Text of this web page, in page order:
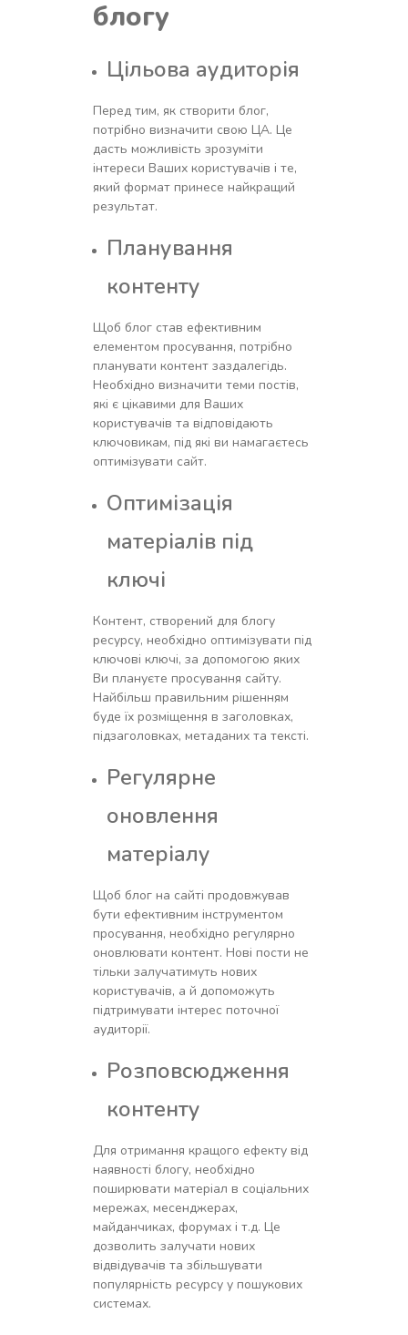
блогу
Цільова аудиторія
Перед тим, як створити блог,
потрібно визначити свою ЦА. Це
дасть можливість зрозуміти
інтереси Ваших користувачів і те,
який формат принесе найкращий
результат.
Планування
контенту
Щоб блог став ефективним
елементом просування, потрібно
планувати контент заздалегідь.
Необхідно визначити теми постів,
які є цікавими для Ваших
користувачів та відповідають
ключовикам, під які ви намагаєтесь
оптимізувати сайт.
Оптимізація
матеріалів під
ключі
Контент, створений для блогу
ресурсу, необхідно оптимізувати під
ключові ключі, за допомогою яких
Ви плануєте просування сайту.
Найбільш правильним рішенням
буде їх розміщення в заголовках,
підзаголовках, метаданих та тексті.
Регулярне
оновлення
матеріалу
Щоб блог на сайті продовжував
бути ефективним інструментом
просування, необхідно регулярно
оновлювати контент. Нові пости не
тільки залучатимуть нових
користувачів, а й допоможуть
підтримувати інтерес поточної
аудиторії.
Розповсюдження
контенту
Для отримання кращого ефекту від
наявності блогу, необхідно
поширювати матеріал в соціальних
мережах, месенджерах,
майданчиках, форумах і т.д. Це
дозволить залучати нових
відвідувачів та збільшувати
популярність ресурсу у пошукових
системах.